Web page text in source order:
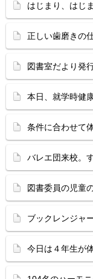
はじまり、はじ
正しい歯磨きの
図書室だより発
本日、就学時健
条件に合わせて
バレエ団来校。
図書委員の児童
ブックレンジャ
今日は４年生が